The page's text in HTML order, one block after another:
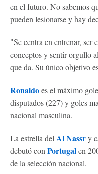
en el futuro. No sabemos
pueden lesionarse y hay
"Se centra en entrenar, ser
conceptos y sentir orgullo
que da. Su único objetivo
Ronaldoes el máximo
disputados (227) y goles
nacional masculina.
La estrella del Al Nassry
debutó con Portugalen
de la selección nacional.